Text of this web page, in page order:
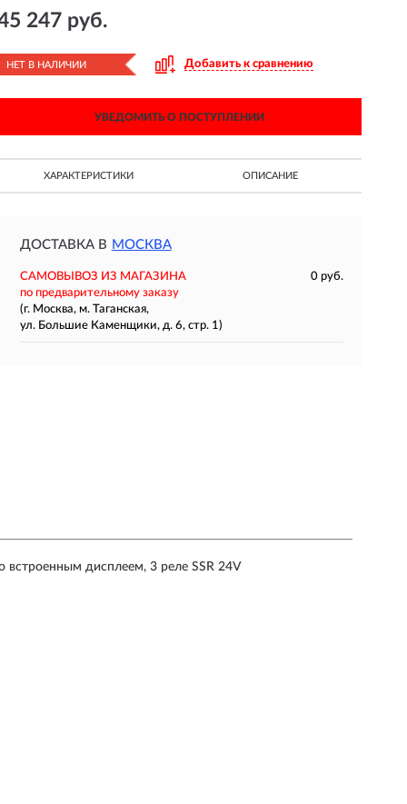
247 руб.
НЕТ В НАЛИЧИИ Добавить к сравнению
УВЕДОМИТЬ О ПОСТУПЛЕНИИ
ХАРАКТЕРИСТИКИ ОПИСАНИЕ
ДОСТАВКА В МОСКВА
САМОВЫВОЗ ИЗ МАГАЗИНА
0 руб.
по предварительному заказу
(г. Москва, м. Таганская,
ул. Большие Каменщики, д. 6, стр. 1)
встроенным дисплеем, 3 реле SSR 24V